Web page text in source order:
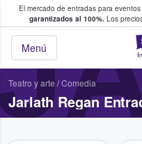
El mercado de entradas para
garantizados al 100%. Los
Menú
y venta de
Teatro y arte /Comedia
Jarlath Regan